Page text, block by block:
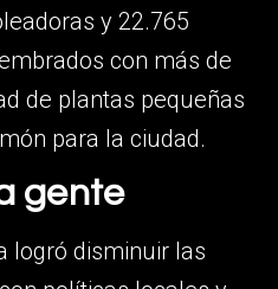
y 22.765
con más de
de plantas pequeñas
para la ciudad.
gente
logró disminuir las